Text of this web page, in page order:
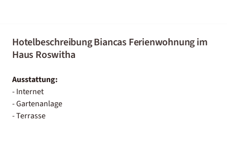
Hotelbeschreibung Biancas Ferienwohnung im
Haus Roswitha
Ausstattung:
- Internet
- Gartenanlage
- Terrasse